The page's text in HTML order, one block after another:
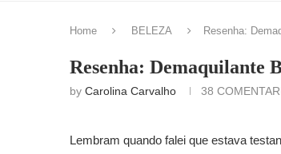
Home BELEZA Resenha:
Resenha: Demaquilante
by Carolina Carvalho 38
Lembram quando falei que estava